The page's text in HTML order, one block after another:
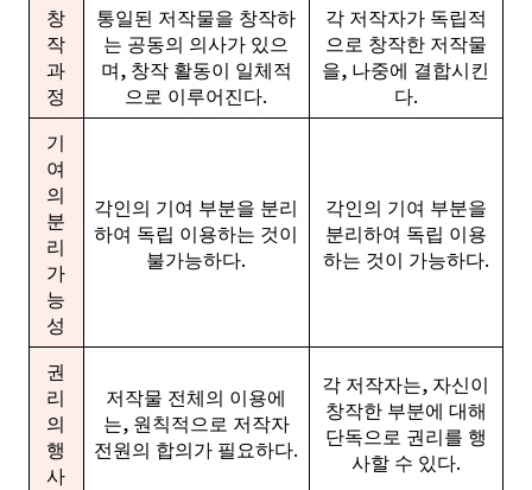
창
작
과
정
통일된 저작물을 창작하
는 공동의 의사가 있으
며, 창작 활동이 일체적
으로 이루어진다.
각 저작자가 독립적
으로 창작한 저작물
을, 나중에 결합시킨
다.
기
여
의
분
리
가
능
성
각인의 기여 부분을 분리
하여 독립 이용하는 것이
불가능하다.
각인의 기여 부분을
분리하여 독립 이용
하는 것이 가능하다.
권
리
의
행
사
저작물 전체의 이용에
는, 원칙적으로 저작자
전원의 합의가 필요하다.
각 저작자는, 자신이
창작한 부분에 대해
단독으로 권리를 행
사할 수 있다.